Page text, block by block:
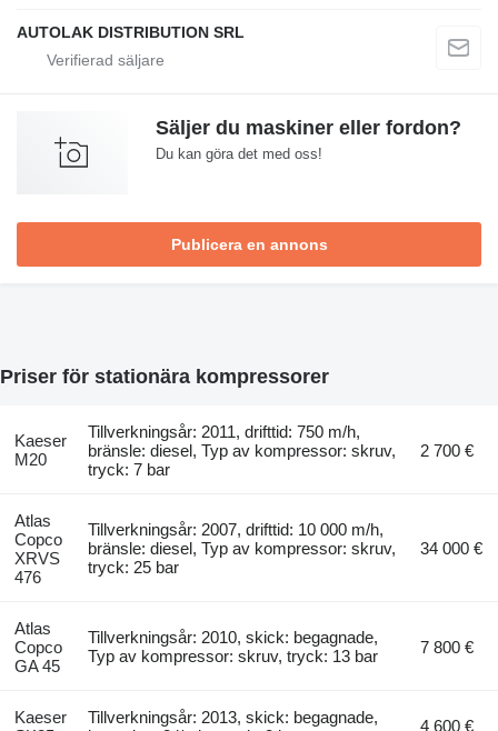
AUTOLAK DISTRIBUTION SRL
Säljer du maskiner eller fordon?
Du kan göra det med oss!
Publicera en annons
Priser för stationära kompressorer
Kaeser
M20
Tillverkningsår: 2011, drifttid: 750 m/h,
bränsle: diesel, Typ av kompressor: skruv,
tryck: 7 bar
2 700 €
Atlas
Copco
XRVS
476
Tillverkningsår: 2007, drifttid: 10 000 m/h,
bränsle: diesel, Typ av kompressor: skruv,
tryck: 25 bar
34 000 €
Atlas
Copco
GA 45
Tillverkningsår: 2010, skick: begagnade,
Typ av kompressor: skruv, tryck: 13 bar
7 800 €
Kaeser
Tillverkningsår: 2013, skick: begagnade,
4 600 €